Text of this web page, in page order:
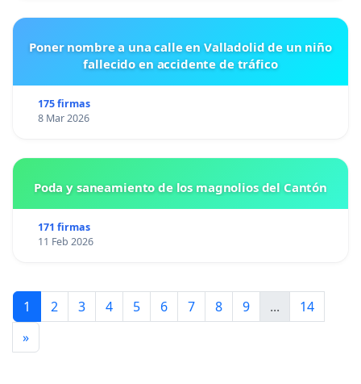
Poner nombre a una calle en Valladolid de un niño
fallecido en accidente de tráfico
175 firmas
8 Mar 2026
Poda y saneamiento de los magnolios del Cantón
171 firmas
11 Feb 2026
1 2 3 4 5 6 7 8 9 ...
14
»